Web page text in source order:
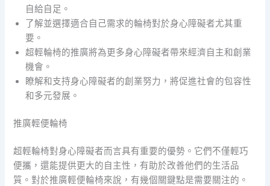
自給自足。
了解並選擇適合自己需求的輪椅對於身心障礙者尤其重
要。
超輕輪椅的推廣將為更多身心障礙者帶來經濟自主和創業
機會。
瞭解和支持身心障礙者的創業努力，將促進社會的包容性
和多元發展。
推廣輕便輪椅
超輕輪椅對身心障礙者而言具有重要的優勢。它們不僅輕巧
便攜，還能提供更大的自主性，有助於改善他們的生活品
質。對於推廣輕便輪椅來說，有幾個關鍵點是需要關注的。